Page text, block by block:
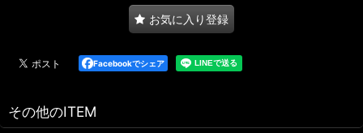
お気に入り登録
Facebookでシェア
その他のITEM